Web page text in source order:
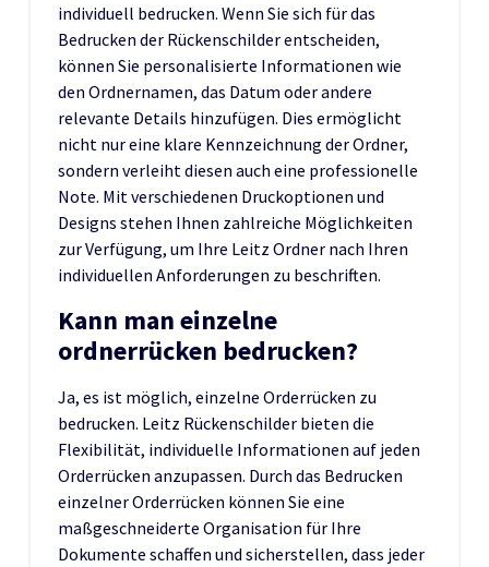
individuell bedrucken. Wenn Sie sich für das
Bedrucken der Rückenschilder entscheiden,
können Sie personalisierte Informationen wie
den Ordnernamen, das Datum oder andere
relevante Details hinzufügen. Dies ermöglicht
nicht nur eine klare Kennzeichnung der Ordner,
sondern verleiht diesen auch eine professionelle
Note. Mit verschiedenen Druckoptionen und
Designs stehen Ihnen zahlreiche Möglichkeiten
zur Verfügung, um Ihre Leitz Ordner nach Ihren
individuellen Anforderungen zu beschriften.
Kann man einzelne
ordnerrücken bedrucken?
Ja, es ist möglich, einzelne Orderrücken zu
bedrucken. Leitz Rückenschilder bieten die
Flexibilität, individuelle Informationen auf jeden
Orderrücken anzupassen. Durch das Bedrucken
einzelner Orderrücken können Sie eine
maßgeschneiderte Organisation für Ihre
Dokumente schaffen und sicherstellen, dass jeder